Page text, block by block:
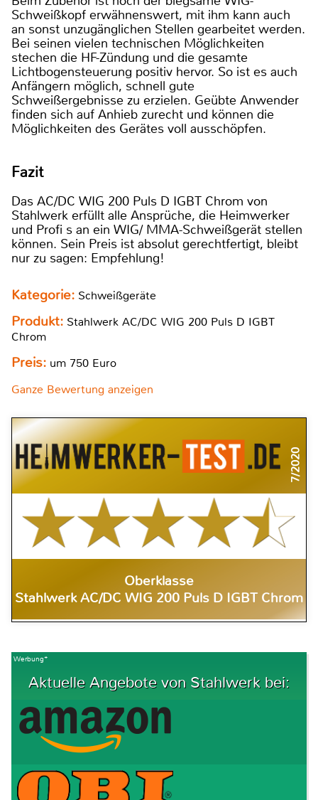
Schweißkopf erwähnenswert, mit ihm kann auch
an sonst unzugänglichen Stellen gearbeitet werden.
Bei seinen vielen technischen Möglichkeiten
stechen die HF-Zündung und die gesamte
Lichtbogensteuerung positiv hervor. So ist es auch
Anfängern möglich, schnell gute
Schweißergebnisse zu erzielen. Geübte Anwender
finden sich auf Anhieb zurecht und können die
Möglichkeiten des Gerätes voll ausschöpfen.
Fazit
Das AC/DC WIG 200 Puls D IGBT Chrom von
Stahlwerk erfüllt alle Ansprüche, die Heimwerker
und Profi s an ein WIG/ MMA-Schweißgerät stellen
können. Sein Preis ist absolut gerechtfertigt, bleibt
nur zu sagen: Empfehlung!
Kategorie: Schweißgeräte
Produkt: Stahlwerk AC/DC WIG 200 Puls D IGBT
Chrom
Preis: um 750 Euro
Ganze Bewertung anzeigen
7/2020
Oberklasse
Stahlwerk AC/DC WIG 200 Puls D IGBT Chrom
Werbung*
Aktuelle Angebote von Stahlwerk bei: